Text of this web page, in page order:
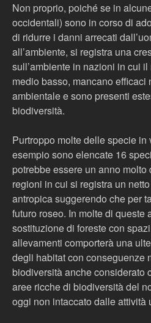
Non proprio, poiché se in
occidentali) sono in corso di
di ridurre i danni arrecati
all’ambiente, si registra una
sull’ambiente in nazioni in cui
medio basso, mancano efficaci
ambientale e sono presenti
biodiversità.
Purtroppo molte delle specie
esempio sono elencate 16
potrebbe essere un anno
regioni in cui si registra un
antropica suggerendo che per
futuro roseo. In molte di queste
sostituzione di foreste con
allevamenti comporterà una
degli habitat con conseguenze
biodiversità anche considerato
aree ricche di biodiversità del
oggi non intaccato dalle attività